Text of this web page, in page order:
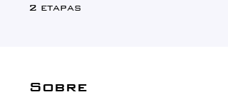
2 etapas
Sobre